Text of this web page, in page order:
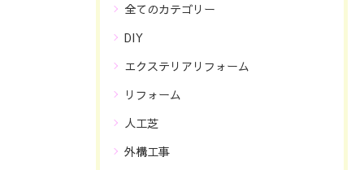
全てのカテゴリー
DIY
エクステリアリフォーム
リフォーム
人工芝
外構工事